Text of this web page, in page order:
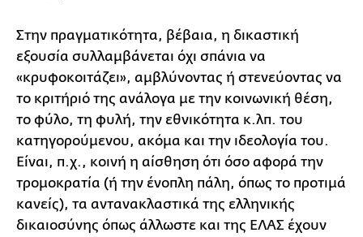
Στην πραγματικότητα, βέβαια, η δικαστική
εξουσία συλλαμβάνεται όχι σπάνια να
«κρυφοκοιτάζει», αμβλύνοντας ή στενεύοντας να
το κριτήριό της ανάλογα με την κοινωνική θέση,
το φύλο, τη φυλή, την εθνικότητα κ.λπ. του
κατηγορούμενου, ακόμα και την ιδεολογία του.
Είναι, π.χ., κοινή η αίσθηση ότι όσο αφορά την
τρομοκρατία (ή την ένοπλη πάλη, όπως το προτιμά
κανείς), τα αντανακλαστικά της ελληνικής
δικαιοσύνης όπως άλλωστε και της ΕΛΑΣ έχουν